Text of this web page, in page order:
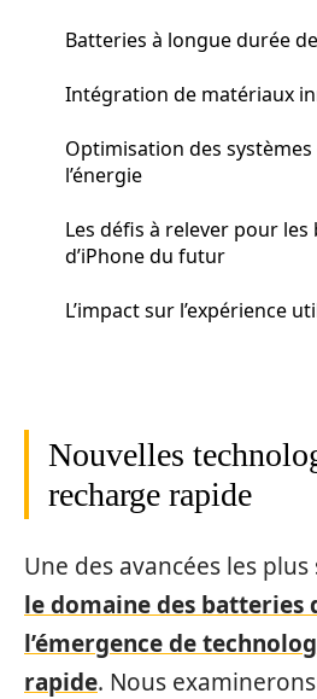
Batteries à longue durée
Intégration de matériaux
Optimisation des
l’énergie
Les défis à relever pour les
d’iPhone du futur
L’impact sur l’expérience
Nouvelles
recharge rapide
Une des avancées les
le domaine des batteries
l’émergence de
rapide. Nous